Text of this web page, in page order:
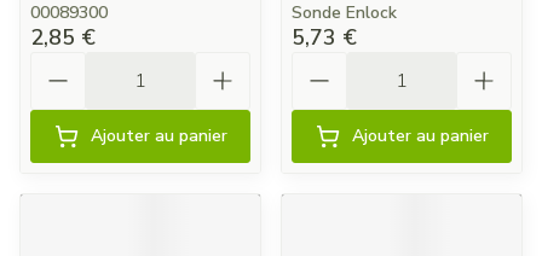
00089300
2,85 €
Ajouter au panier
Sonde Enlock
5,73 €
Ajouter au panier